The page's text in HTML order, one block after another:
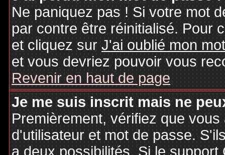
Ne paniquez pas ! Si votre mot
par contre être réinitialisé. Pour
et cliquez surJ'ai oublié mon
et vous devriez pouvoir vous
Revenir en haut de page
Je me suis inscrit mais ne
Premièrement, vérifiez que
d'utilisateur et mot de passe.
a deux possibilités. Si le